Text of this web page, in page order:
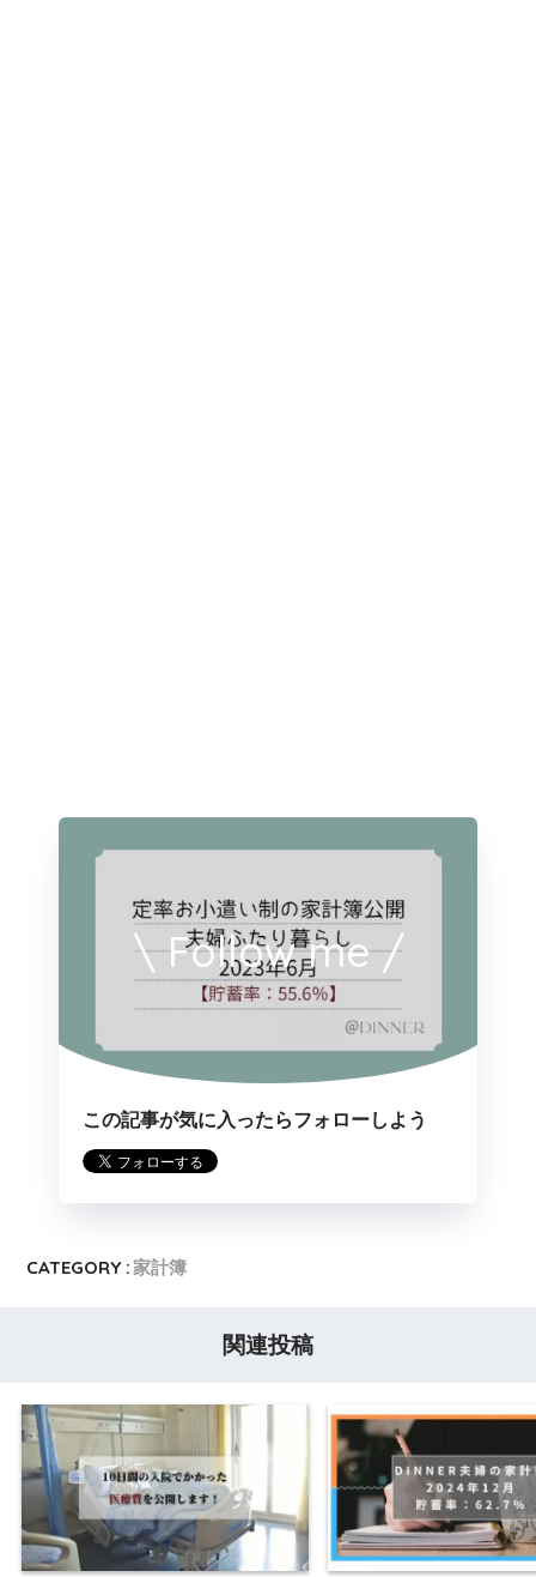
\ Follow me /
この記事が気に入ったらフォローしよう
CATEGORY :家計簿
関連投稿